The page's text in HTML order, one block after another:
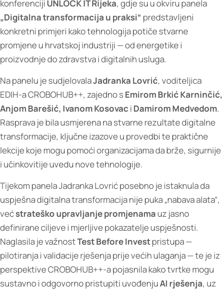
konferenciji UNLOCK IT Rijeka, gdje su u okviru panela
„Digitalna transformacija u praksi“ predstavljeni
konkretni primjeri kako tehnologija potiče stvarne
promjene u hrvatskoj industriji — od energetike i
proizvodnje do zdravstva i digitalnih usluga.
Na panelu je sudjelovalaJadranka Lovrić, voditeljica
EDIH-a CROBOHUB++, zajedno sEmirom Brkić Karninčić,
Anjom Barešić, Ivanom Kosovac i Damirom Medvedom.
Rasprava je bila usmjerena na stvarne rezultate digitalne
transformacije, ključne izazove u provedbi te praktične
lekcije koje mogu pomoći organizacijama da brže, sigurnije
i učinkovitije uvedu nove tehnologije.
Tijekom panela Jadranka Lovrić posebno je istaknula da
uspješna digitalna transformacija nije puka „nabava alata“,
većstrateško upravljanje promjenama uz jasno
definirane ciljeve i mjerljive pokazatelje uspješnosti.
Naglasila je važnostTest Before Investpristupa —
pilotiranja i validacije rješenja prije većih ulaganja — te je iz
perspektive CROBOHUB++-a pojasnila kako tvrtke mogu
sustavno i odgovorno pristupiti uvođenjuAI rješenja, uz